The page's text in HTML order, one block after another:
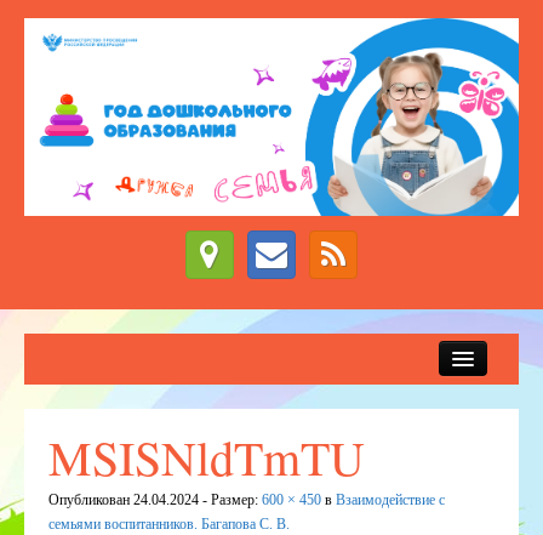
Новости
Приём детей в детский сад
ДЕЖУРНЫЕ ГРУППЫ
MSISNldTmTU
Опубликован 24.04.2024 - Размер: 600 × 450 в Взаимодействие с
семьями воспитанников. Багапова С. В.